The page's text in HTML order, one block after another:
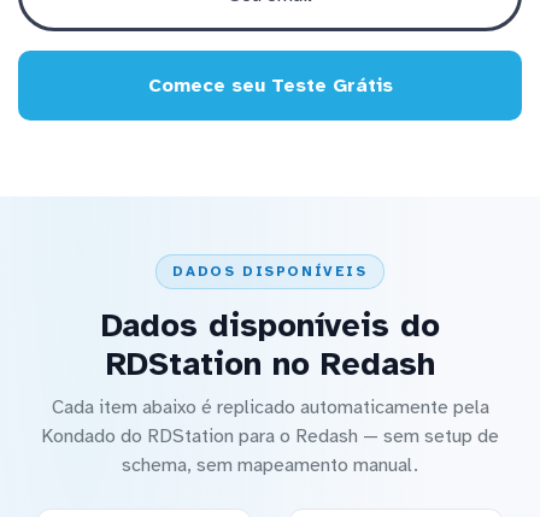
Comece seu Teste Grátis
DADOS DISPONÍVEIS
Dados disponíveis do
RDStation no Redash
Cada item abaixo é replicado automaticamente pela
Kondado do RDStation para o Redash — sem setup de
schema, sem mapeamento manual.